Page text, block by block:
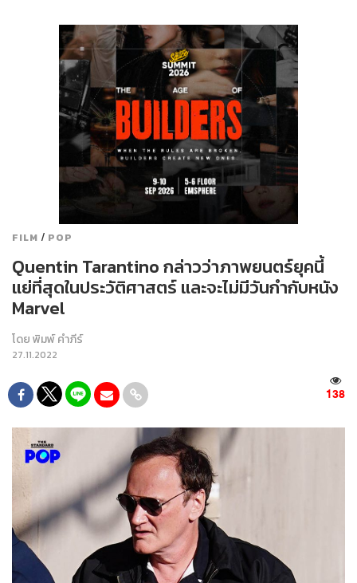
FILM / POP
Quentin Tarantino กล่าวว่าภาพยนตร์ยุคนี้
แย่ที่สุดในประวัติศาสตร์ และจะไม่มีวันกำกับหนัง
Marvel
โดยพิมพ์ คำภีร์
27.11.2022
138